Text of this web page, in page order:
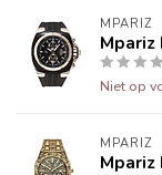
MPARIZ
Mpariz
Niet op
MPARIZ
Mpariz